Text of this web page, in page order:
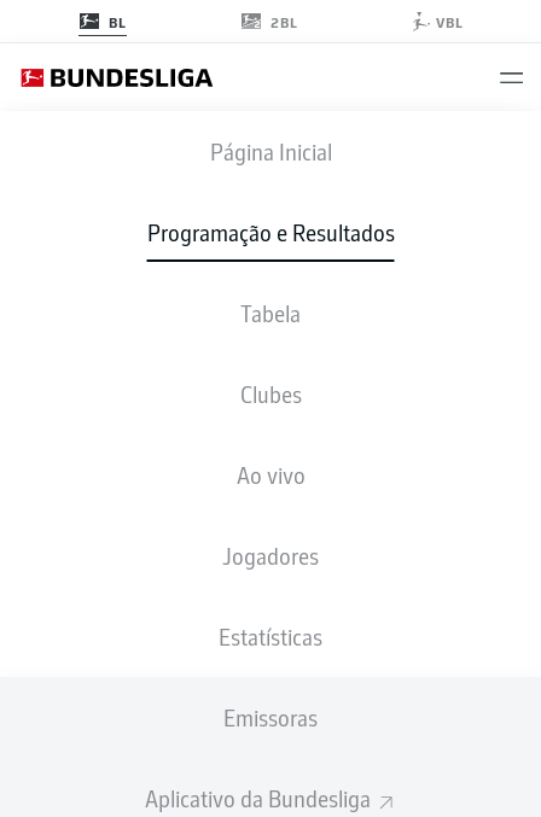
BL 2BL VBL
Página Inicial
Programação e Resultados
Tabela
Clubes
Ao vivo
Jogadores
Estatísticas
Emissoras
Aplicativo da Bundesliga
SCF FCU
ESCALAÇÕES
A escalação inicial será divulgada 60
minutos antes do início da partida